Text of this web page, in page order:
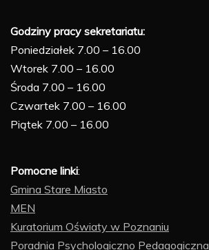
Godziny pracy sekretariatu:
Poniedziałek 7.00 – 16.00
Wtorek 7.00 – 16.00
Środa 7.00 – 16.00
Czwartek 7.00 – 16.00
Piątek 7.00 – 16.00
Pomocne linki:
Gmina Stare Miasto
MEN
Kuratorium Oświaty w Poznaniu
Poradnia Psychologiczno Pedagogiczna